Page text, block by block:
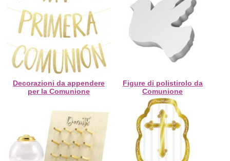
Decorazioni da appendere
per la Comunione
Figure di polistirolo da
Comunione